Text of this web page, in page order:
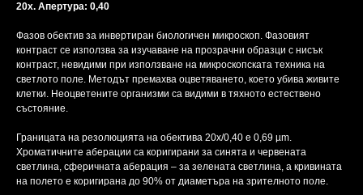
20x. Апертура: 0,40
Фазов обектив за инвертиран биологичен микроскоп. Фазовият
контраст се използва за изучаване на прозрачни образци с нисък
контраст, невидими при използване на микроскопската техника на
светлото поле. Методът премахва оцветяването, което убива живите
клетки. Неоцветените организми са видими в тяхното естествено
състояние.
Границата на резолюцията на обектива 20х/0,40 е 0,69 µm.
Хроматичните аберации са коригирани за синята и червената
светлина, сферичната аберация – за зелената светлина, а кривината
на полето е коригирана до 90% от диаметъра на зрителното поле.